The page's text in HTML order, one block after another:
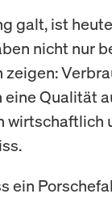
galt, ist
nicht nur
Qualität
wirtschaftlich
ein